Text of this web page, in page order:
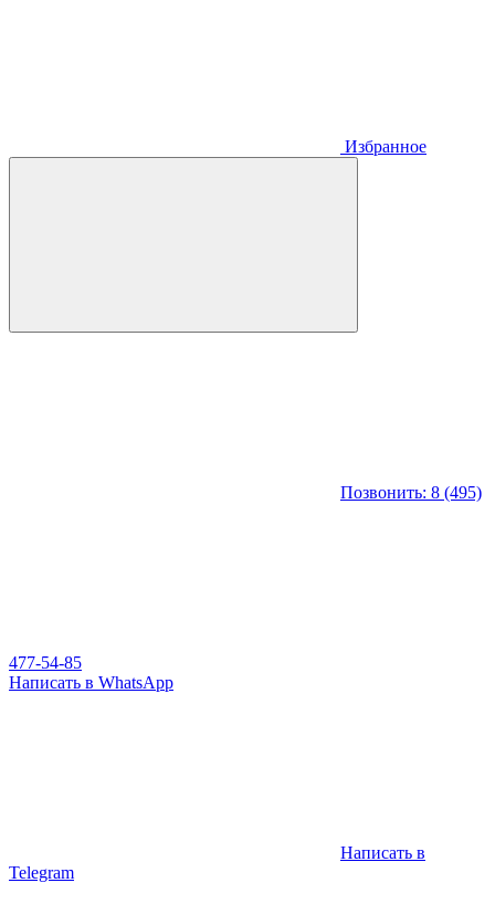
Избранное
Позвонить: 8 (495)
477-54-85
Написать в WhatsApp
Написать в
Telegram